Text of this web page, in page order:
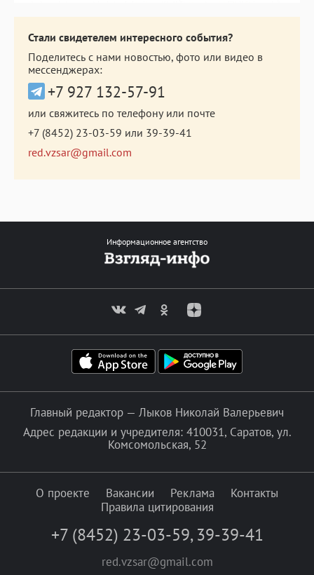
Стали свидетелем интересного события?
Поделитесь с нами новостью, фото или видео в
мессенджерах:
+7 927 132-57-91
или свяжитесь по телефону или почте
+7 (8452) 23-03-59 или 39-39-41
red.vzsar@gmail.com
Информационное агентство
Главный редактор — Лыков Николай Валерьевич
Адрес редакции и учредителя: 410031, Саратов, ул.
Комсомольская, 52
О проекте Вакансии Реклама
Контакты
Правила цитирования
+7 (8452) 23-03-59, 39-39-41
red.vzsar@gmail.com